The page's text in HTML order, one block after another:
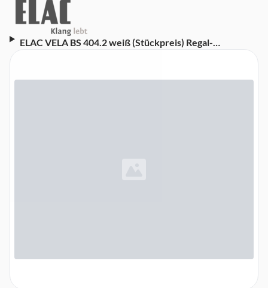
ELAC VELA BS 404.2 weiß (Stückpreis) Regal-